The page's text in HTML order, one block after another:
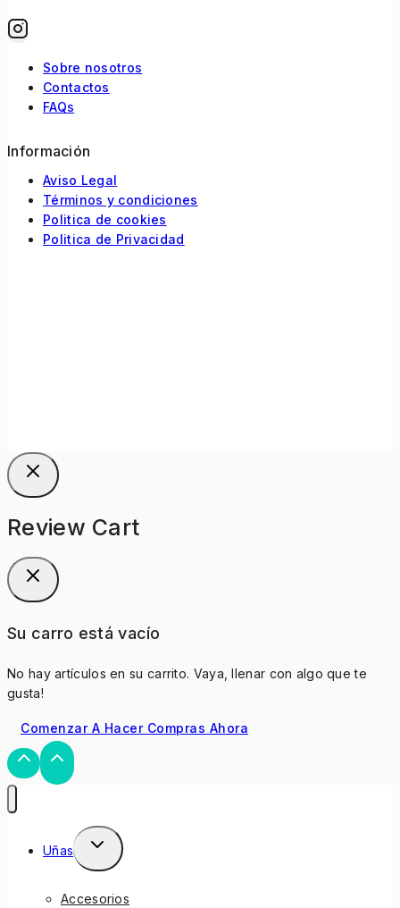
Sobre nosotros
Contactos
FAQs
Información
Aviso Legal
Términos y condiciones
Politica de cookies
Politica de Privacidad
Review Cart
Su carro está vacío
No hay artículos en su carrito. Vaya, llenar con algo que te
gusta!
Comenzar A Hacer Compras Ahora
Uñas
Accesorios